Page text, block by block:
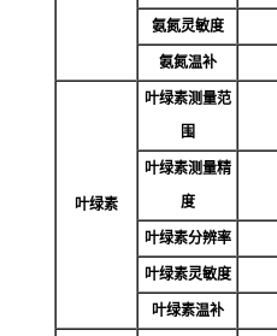
氨氮灵敏度
氨氮温补
叶绿素
叶绿素测量范
围
叶绿素测量精
度
叶绿素分辨率
叶绿素灵敏度
叶绿素温补